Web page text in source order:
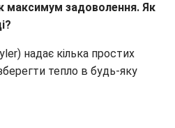
максимум задоволення. Як
надає кілька простих
тепло в будь-яку